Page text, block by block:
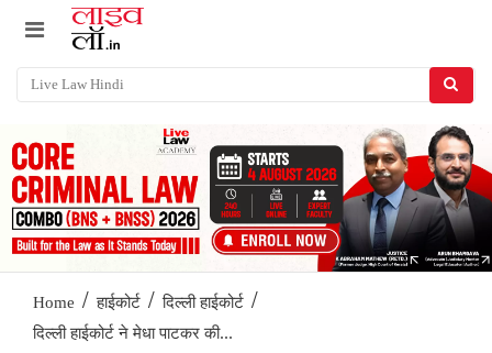
Home / हाईकोर्ट / दिल्ली हाईकोर्ट /
दिल्ली हाईकोर्ट ने मेधा पाटकर की...